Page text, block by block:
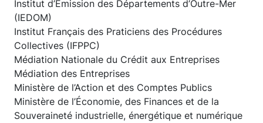
Institut d’Émission des Départements d’Outre-Mer
(IEDOM)
Institut Français des Praticiens des Procédures
Collectives (IFPPC)
Médiation Nationale du Crédit aux Entreprises
Médiation des Entreprises
Ministère de l’Action et des Comptes Publics
Ministère de l’Économie, des Finances et de la
Souveraineté industrielle, énergétique et numérique